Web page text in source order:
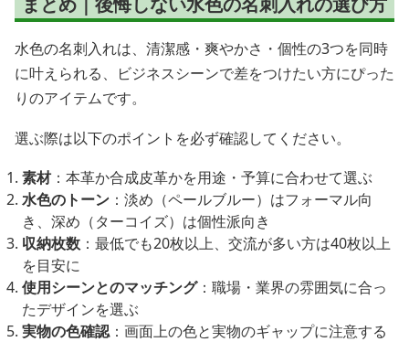
水色の名刺入れは、清潔感・爽やかさ・個性の3つを同時
に叶えられる、ビジネスシーンで差をつけたい方にぴった
りのアイテムです。
選ぶ際は以下のポイントを必ず確認してください。
素材：本革か合成皮革かを用途・予算に合わせて選ぶ
水色のトーン ：淡め（ペールブルー）はフォーマル向
き、深め（ターコイズ）は個性派向き
収納枚数 ：最低でも20枚以上、交流が多い方は40枚以上
を目安に
使用シーンとのマッチング：職場・業界の雰囲気に合っ
たデザインを選ぶ
実物の色確認：画面上の色と実物のギャップに注意する